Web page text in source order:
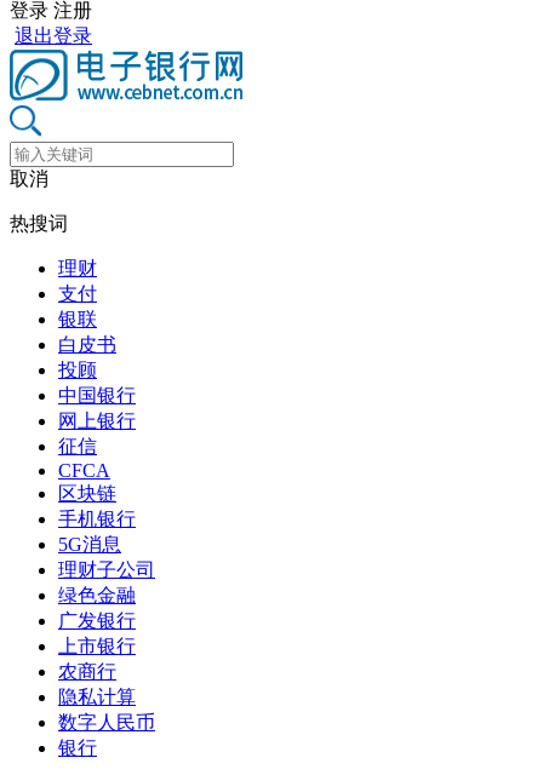
登录 注册
退出登录
取消
热搜词
理财
支付
银联
白皮书
投顾
中国银行
网上银行
征信
CFCA
区块链
手机银行
5G消息
理财子公司
绿色金融
广发银行
上市银行
农商行
隐私计算
数字人民币
银行